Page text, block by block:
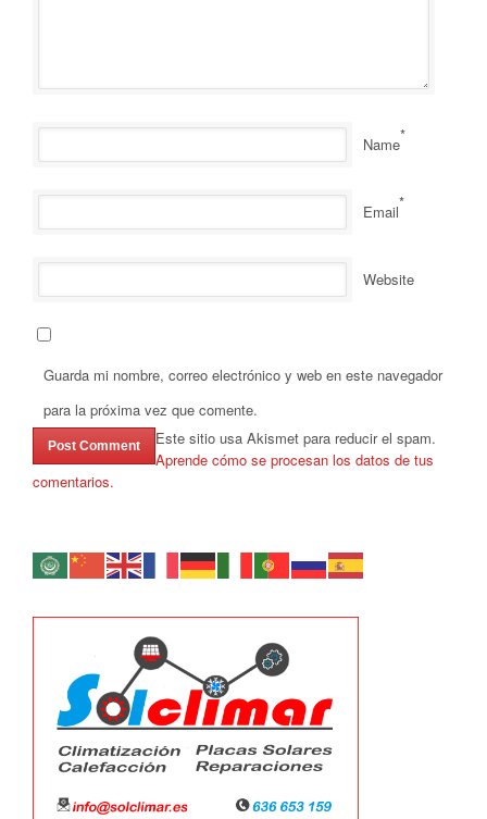
Name*
Email*
Website
Guarda mi nombre, correo electrónico y web en este navegador
para la próxima vez que comente.
Este sitio usa Akismet para reducir el spam.
Aprende cómo se procesan los datos de tus
comentarios.